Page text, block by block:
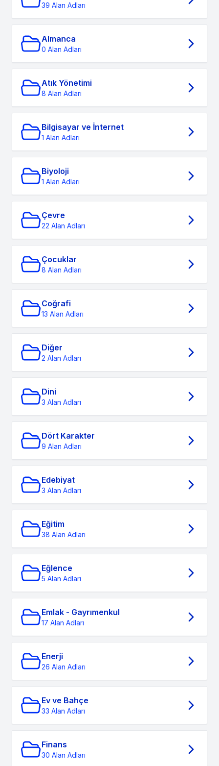
39 Alan Adları
Almanca
0 Alan Adları
Atık Yönetimi
8 Alan Adları
Bilgisayar ve İnternet
1 Alan Adları
Biyoloji
1 Alan Adları
Çevre
22 Alan Adları
Çocuklar
8 Alan Adları
Coğrafi
13 Alan Adları
Diğer
2 Alan Adları
Dini
3 Alan Adları
Dört Karakter
9 Alan Adları
Edebiyat
3 Alan Adları
Eğitim
38 Alan Adları
Eğlence
5 Alan Adları
Emlak - Gayrımenkul
17 Alan Adları
Enerji
26 Alan Adları
Ev ve Bahçe
33 Alan Adları
Finans
30 Alan Adları